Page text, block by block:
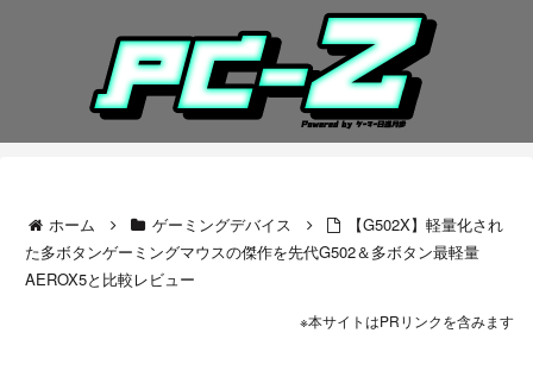
ホーム ゲーミングデバイス
【G502X】軽量化され
た多ボタンゲーミングマウスの傑作を先代G502＆多ボタン最軽量
AEROX5と比較レビュー
※本サイトはPRリンクを含みます